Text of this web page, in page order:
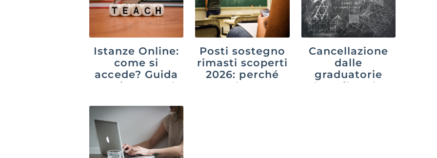
Istanze Online:
come si
accede? Guida
aggiornata al
Posti sostegno
rimasti scoperti
2026: perché
succede e cosa
Cancellazione
dalle
graduatorie
dopo il ruolo: